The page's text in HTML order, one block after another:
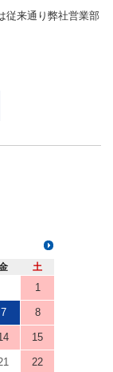
従来通り弊社営業部
土
1
7 8
15
22